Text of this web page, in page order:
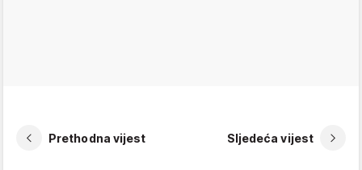
Prethodna vijest Sljedeća vijest